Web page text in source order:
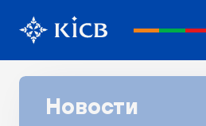
Новости